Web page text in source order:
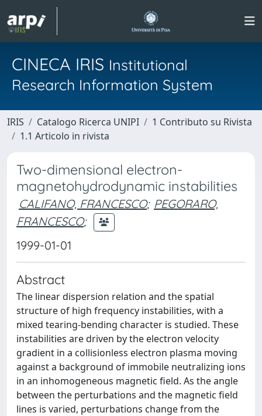
CINECA IRIS Institutional
Research Information System
IRIS Catalogo Ricerca UNIPI
1 Contributo su Rivista
1.1 Articolo in rivista
Two-dimensional electron-
magnetohydrodynamic instabilities
CALIFANO, FRANCESCO; PEGORARO,
FRANCESCO;
1999-01-01
Abstract
The linear dispersion relation and the spatial
structure of high frequency instabilities, with a
mixed tearing-bending character is studied. These
instabilities are driven by the electron velocity
gradient in a collisionless electron plasma moving
against a background of immobile neutralizing ions
in an inhomogeneous magnetic field. As the angle
between the perturbations and the magnetic field
lines is varied, perturbations change from the